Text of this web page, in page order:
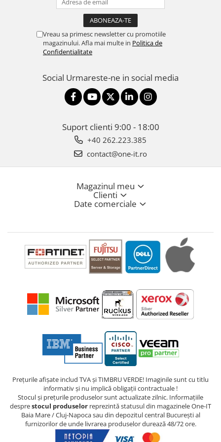
Vreau sa primesc newsletter cu promotiile
magazinului. Afla mai multe in Politica de
Confidentialitate
Social Urmareste-ne in social media
Suport clienti 9:00 - 18:00
+40 262.223.385
contact@one-it.ro
Magazinul meu
Clienti
Date comerciale
Prețurile afișate includ TVA și TIMBRU VERDE! Imaginile sunt cu titlu
informativ și nu implică obligații contractuale !
Stocul și prețurile produselor sunt actualizate zilnic. Informațiile
desprestocul produselor reprezintă statusul din magazinele One-IT
Baia Mare / Cluj-Napoca sau din depozitul central București al
furnizorilor de unde livrarea produselor durează 48/72 ore.